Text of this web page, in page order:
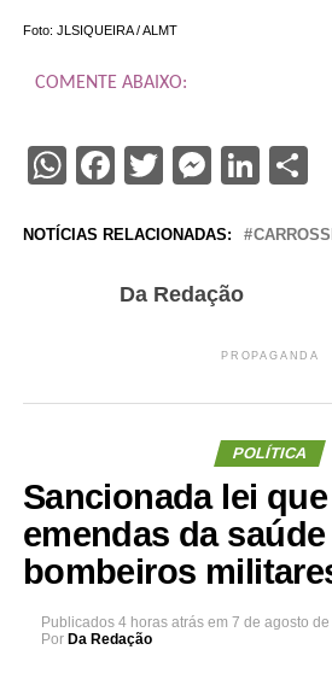
Foto: JLSIQUEIRA / ALMT
COMENTE ABAIXO:
WhatsApp
Facebook
Twitter
NOTÍCIAS RELACIONADAS:
Da Redação
PROPAGANDA
POLÍTICA
Sancionada lei
emendas da saúde
bombeiros
Publicados 4 horas atrás em 7 de agosto
Por Da Redação